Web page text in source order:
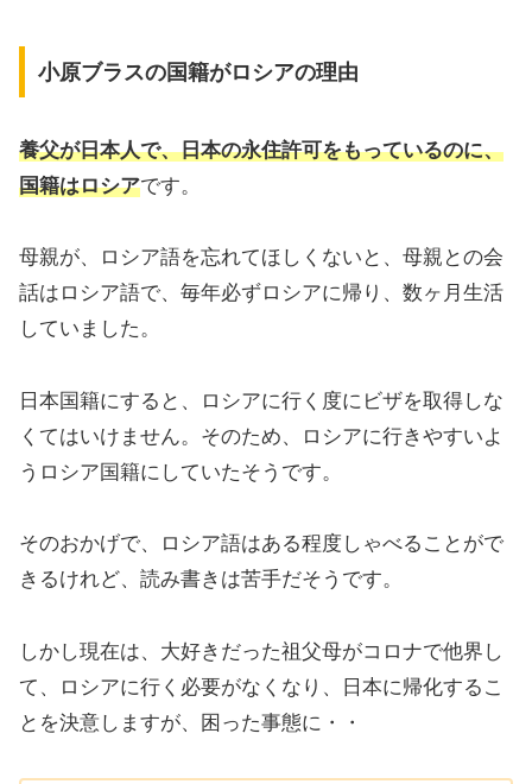
小原ブラスの国籍がロシアの理由
養父が日本人で、日本の永住許可をもっているのに、
国籍はロシアです。
母親が、ロシア語を忘れてほしくないと、母親との会
話はロシア語で、毎年必ずロシアに帰り、数ヶ月生活
していました。
日本国籍にすると、ロシアに行く度にビザを取得しな
くてはいけません。そのため、ロシアに行きやすいよ
うロシア国籍にしていたそうです。
そのおかげで、ロシア語はある程度しゃべることがで
きるけれど、読み書きは苦手だそうです。
しかし現在は、大好きだった祖父母がコロナで他界し
て、ロシアに行く必要がなくなり、日本に帰化するこ
とを決意しますが、困った事態に・・